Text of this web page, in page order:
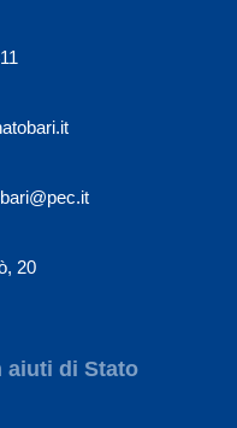
20
aiuti di Stato